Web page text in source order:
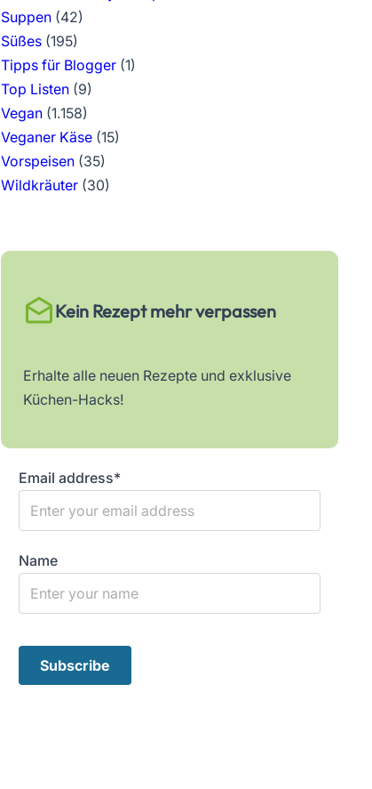
Suppen(42)
Süßes(195)
Tipps für Blogger(1)
Top Listen(9)
Vegan(1.158)
Veganer Käse(15)
Vorspeisen(35)
Wildkräuter(30)
Kein Rezept mehr verpassen
Erhalte alle neuen Rezepte und exklusive
Küchen-Hacks!
Email address*
Name